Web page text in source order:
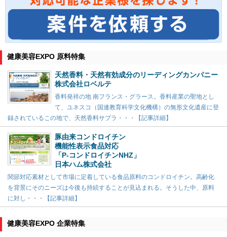
健康美容EXPO 原料特集
天然香料・天然有効成分のリーディングカンパニー
株式会社ロベルテ
香料発祥の地 南フランス・グラース。香料産業の聖地とし
て、ユネスコ（国連教育科学文化機構）の無形文化遺産に登
録されているこの地で、天然香料サプラ・・・【記事詳細】
豚由来コンドロイチン
機能性表示食品対応
「P-コンドロイチンNHZ」
日本ハム株式会社
関節対応素材として市場に定着している食品原料のコンドロイチン。高齢化
を背景にそのニーズは今後も持続することが見込まれる。そうした中、原料
に対し・・・【記事詳細】
健康美容EXPO 企業特集